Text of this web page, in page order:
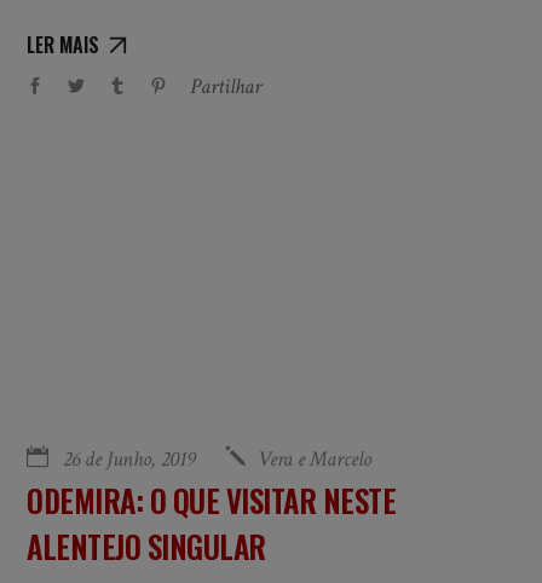
LER MAIS
Partilhar
26 de Junho, 2019 Vera e Marcelo
ODEMIRA: O QUE VISITAR NESTE
ALENTEJO SINGULAR